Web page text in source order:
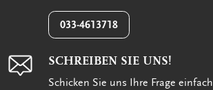
033-4613718
SCHREIBEN SIE UNS!
Schicken Sie uns Ihre Frage einfach